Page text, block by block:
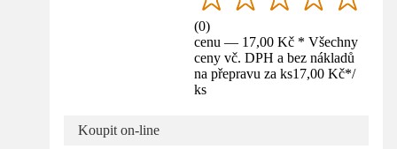
(0)
cenu — 17,00 Kč * Všechny
ceny vč. DPH a bez nákladů
na přepravu za ks17,00 Kč*/
ks
Koupit on-line